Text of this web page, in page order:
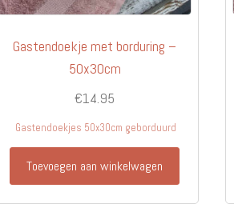
Gastendoekje met borduring –
50x30cm
€14.95
Gastendoekjes 50x30cm geborduurd
Toevoegen aan winkelwagen